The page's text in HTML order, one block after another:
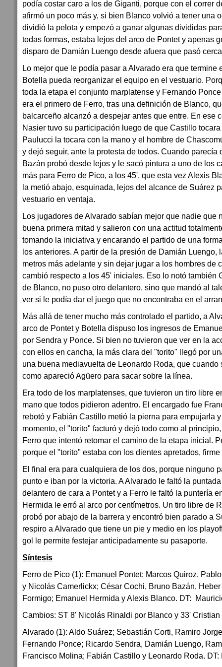
podía costar caro a los de Giganti, porque con el correr
afirmó un poco más y, si bien Blanco volvió a tener una
dividió la pelota y empezó a ganar algunas divididas
todas formas, estaba lejos del arco de Pontet y apenas
disparo de Damián Luengo desde afuera que pasó
Lo mejor que le podía pasar a Alvarado era que termine
Botella pueda reorganizar el equipo en el vestuario.
toda la etapa el conjunto marplatense y Fernando
era el primero de Ferro, tras una definición de Blanco,
balcarceño alcanzó a despejar antes que entre. En ese
Nasier tuvo su participación luego de que Castillo
Paulucci la tocara con la mano y el hombre de
y dejó seguir, ante la protesta de todos. Cuando parecía
Bazán probó desde lejos y le sacó pintura a uno de los
más para Ferro de Pico, a los 45', que esta vez Alexis
la metió abajo, esquinada, lejos del alcance de Suárez
vestuario en ventaja.
Los jugadores de Alvarado sabían mejor que nadie que
buena primera mitad y salieron con una actitud
tomando la iniciativa y encarando el partido de una
los anteriores. A partir de la presión de Damián Luengo,
metros más adelante y sin dejar jugar a los hombres de
cambió respecto a los 45' iniciales. Eso lo notó también
de Blanco, no puso otro delantero, sino que mandó al
ver si le podía dar el juego que no encontraba en el
Más allá de tener mucho más controlado el partido, a
arco de Pontet y Botella dispuso los ingresos de
por Sendra y Ponce. Si bien no tuvieron que ver en la
con ellos en cancha, la más clara del "torito" llegó por
una buena mediavuelta de Leonardo Roda, que cuando
como apareció Agüero para sacar sobre la línea.
Era todo de los marplatenses, que tuvieron un tiro libre
mano que todos pidieron adentro. El encargado fue
rebotó y Fabián Castillo metió la pierna para empujarla
momento, el "torito" facturó y dejó todo como al
Ferro que intentó retomar el camino de la etapa inicial.
porque el "torito" estaba con los dientes apretados,
El final era para cualquiera de los dos, porque ninguno
punto e iban por la victoria. A Alvarado le faltó la
delantero de cara a Pontet y a Ferro le faltó la puntería
Hermida le erró al arco por centímetros. Un tiro libre de
probó por abajo de la barrera y encontró bien parado a
respiro a Alvarado que tiene un pie y medio en los
gol le permite festejar anticipadamente su pasaporte.
Síntesis
Ferro de Pico (1): Emanuel Pontet; Marcos Quiroz,
y Nicolás Camerlickx; César Cochi, Bruno Bazán,
Formigo; Emanuel Hermida y Alexis Blanco. DT:
Cambios: ST 8' Nicolás Rinaldi por Blanco y 33'
Alvarado (1): Aldo Suárez; Sebastián Corti, Ramiro
Fernando Ponce; Ricardo Sendra, Damián Luengo,
Francisco Molina; Fabián Castillo y Leonardo Roda.